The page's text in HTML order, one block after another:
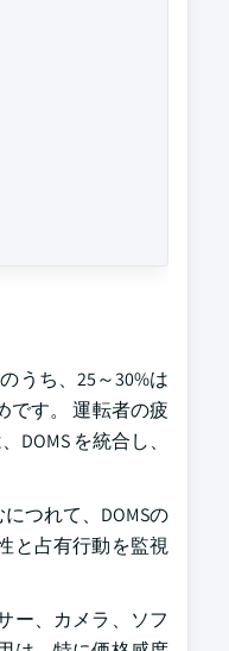
うち、25～30%は
です。 運転者の疲
を統合し、
つれて、DOMSの
と占有行動を監視
ー、カメラ、ソフ